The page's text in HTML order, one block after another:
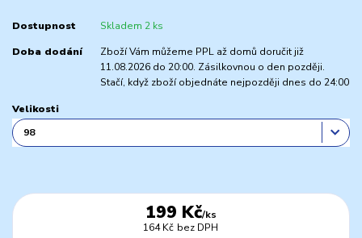
Dostupnost Skladem 2 ks
Doba dodání
Zboží Vám můžeme PPL až domů doručit již
11.08.2026 do 20:00. Zásilkovnou o den později.
Stačí, když zboží objednáte nejpozději dnes do 24:00
Velikosti
199 Kč/ks
164 Kč bez DPH